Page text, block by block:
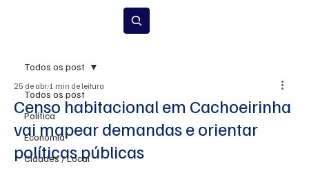
Todos os post
Política
Economia
Cidades / Local
Todos os post
Censo habitacional em Cachoeirinha
vai mapear demandas e orientar
políticas públicas
25 de abr. 1 min de leitura